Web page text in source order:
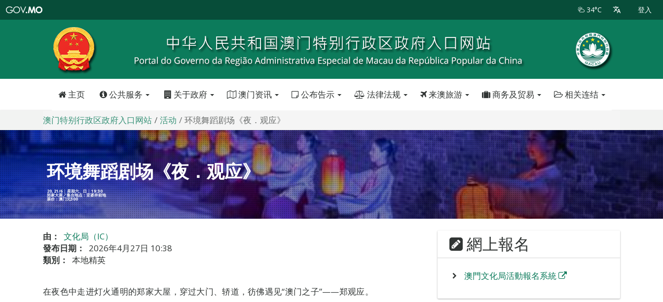
特
政
区
政
口
34°C 登入
主页 公共服务 关于政府 澳门资讯 公布告示 法律法规 来澳旅游 商务及贸易 相关连结
澳门特别行政区政府入口网站 活动 环境舞蹈剧场《夜．观应》
环境舞蹈剧场《夜．观应》
20, 21/6 │ 星期六、日 │ 19:30
郑家大屋／集合地点：亚婆井前地
票价：澳门元300
由：
文化局（IC）
發布日期：
2026年4月27日 10:38
類別：
本地精英
在夜色中走进灯火通明的郑家大屋，穿过大门、轿道，彷佛遇见“澳门之子”——郑观应。
網上報名
澳門文化局活動報名系統